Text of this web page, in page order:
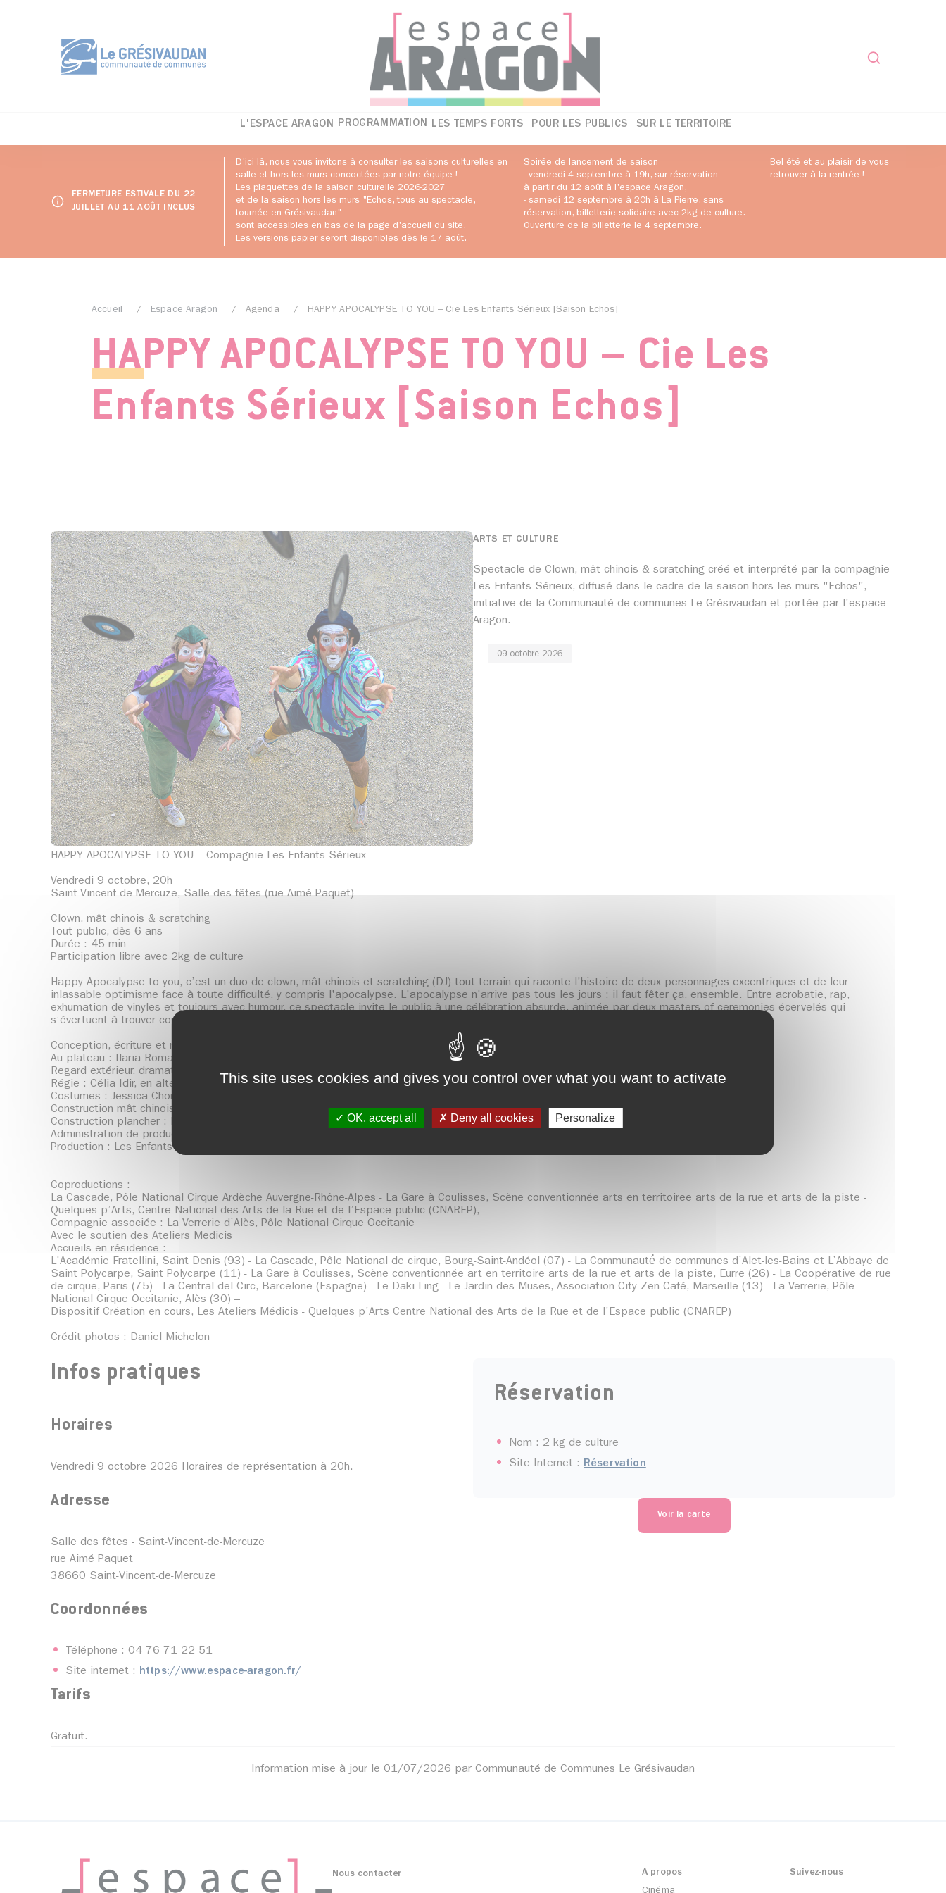
This site uses cookies and gives you control over what you want to activate
OK, accept all Deny all cookies Personalize
L'ESPACE ARAGON PROGRAMMATION LES TEMPS FORTS POUR LES PUBLICS SUR LE TERRITOIRE
FERMETURE ESTIVALE DU 22
JUILLET AU 11 AOÛT INCLUS
D'ici là, nous vous invitons à consulter les saisons culturelles en
salle et hors les murs concoctées par notre équipe !
Les plaquettes de la saison culturelle 2026-2027
et de la saison hors les murs "Echos, tous au spectacle,
tournée en Grésivaudan"
sont accessibles en bas de la page d'accueil du site.
Les versions papier seront disponibles dès le 17 août.
Soirée de lancement de saison
- vendredi 4 septembre à 19h, sur réservation
à partir du 12 août à l'espace Aragon,
- samedi 12 septembre à 20h à La Pierre, sans
réservation, billetterie solidaire avec 2kg de culture.
Ouverture de la billetterie le 4 septembre.
Bel été et au plaisir de vous
retrouver à la rentrée !
Accueil Espace Aragon Agenda HAPPY APOCALYPSE TO YOU – Cie Les Enfants Sérieux [Saison Echos]
HAPPY APOCALYPSE TO YOU – Cie Les
Enfants Sérieux [Saison Echos]
ARTS ET CULTURE
Spectacle de Clown, mât chinois & scratching créé et interprété par la compagnie
Les Enfants Sérieux, diffusé dans le cadre de la saison hors les murs "Echos",
initiative de la Communauté de communes Le Grésivaudan et portée par l'espace
Aragon.
09 octobre 2026
HAPPY APOCALYPSE TO YOU – Compagnie Les Enfants Sérieux
Vendredi 9 octobre, 20h
Saint-Vincent-de-Mercuze, Salle des fêtes (rue Aimé Paquet)
Clown, mât chinois & scratching
Tout public, dès 6 ans
Durée : 45 min
Participation libre avec 2kg de culture
Happy Apocalypse to you, c’est un duo de clown, mât chinois et scratching (DJ) tout terrain qui raconte l'histoire de deux personnages excentriques et de leur
inlassable optimisme face à toute difficulté, y compris l'apocalypse. L'apocalypse n'arrive pas tous les jours : il faut fêter ça, ensemble. Entre acrobatie, rap,
exhumation de vinyles et toujours avec humour, ce spectacle invite le public à une célébration absurde, animée par deux masters of ceremonies écervelés qui
s’évertuent à trouver comment organiser cet événement unique.
Conception, écriture et mise en scène : Les Enfants Sérieux
Au plateau : Ilaria Romanini, Jaime Monfort Miralles
Regard extérieur, dramaturgie et jeu : Heinzi Lorenzen
Régie : Célia Idir, en alternance avec Théo Vallée et Marilyn Etienne-Bon
Costumes : Jessica Chomet
Construction mât chinois : Ateliers de La Gare à Coulisses, Scène conventionné arts en territoire arts de la rue et arts de la piste
Construction plancher : Les Ateliers de la Folle Allure, Guillaume Balès
Administration de production et diffusion : Théa Bessonneau
Production : Les Enfants Sérieux
Coproductions :
La Cascade, Pôle National Cirque Ardèche Auvergne-Rhône-Alpes - La Gare à Coulisses, Scène conventionnée arts en territoiree arts de la rue et arts de la piste -
Quelques p’Arts, Centre National des Arts de la Rue et de l’Espace public (CNAREP),
Compagnie associée : La Verrerie d’Alès, Pôle National Cirque Occitanie
Avec le soutien des Ateliers Medicis
Accueils en résidence :
L'Académie Fratellini, Saint Denis (93) - La Cascade, Pôle National de cirque, Bourg-Saint-Andéol (07) - La Communauté́ de communes d’Alet-les-Bains et L’Abbaye de
Saint Polycarpe, Saint Polycarpe (11) - La Gare à Coulisses, Scène conventionnée art en territoire arts de la rue et arts de la piste, Eurre (26) - La Coopérative de rue
de cirque, Paris (75) - La Central del Circ, Barcelone (Espagne) - Le Daki Ling - Le Jardin des Muses, Association City Zen Café, Marseille (13) - La Verrerie, Pôle
National Cirque Occitanie, Alès (30) –
Dispositif Création en cours, Les Ateliers Médicis - Quelques p’Arts Centre National des Arts de la Rue et de l’Espace public (CNAREP)
Crédit photos : Daniel Michelon
Infos pratiques
Horaires
Vendredi 9 octobre 2026 Horaires de représentation à 20h.
Adresse
Salle des fêtes - Saint-Vincent-de-Mercuze
rue Aimé Paquet
38660 Saint-Vincent-de-Mercuze
Coordonnées
Téléphone : 04 76 71 22 51
Site internet : https://www.espace-aragon.fr/
Tarifs
Gratuit.
Réservation
Nom : 2 kg de culture
Site Internet : Réservation
Voir la carte
Information mise à jour le 01/07/2026 par Communauté de Communes Le Grésivaudan
Nous contacter
A propos
Cinéma
Suivez-nous